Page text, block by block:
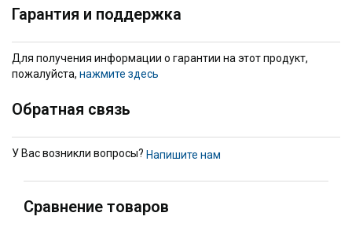
Гарантия и поддержка
Для получения информации о гарантии на этот продукт,
пожалуйста, нажмите здесь
Обратная связь
У Вас возникли вопросы? Напишите нам
Сравнение товаров